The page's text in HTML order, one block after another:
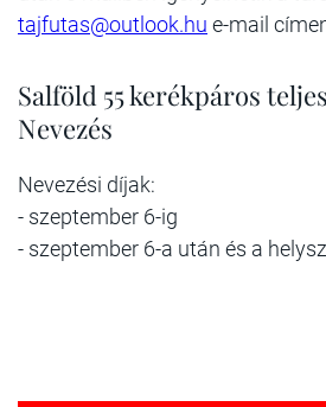
tajfutas@outlook.hu e-mail
Salföld 55 kerékpáros
Nevezés
Nevezési díjak:
- szeptember 6-ig
- szeptember 6-a után és a